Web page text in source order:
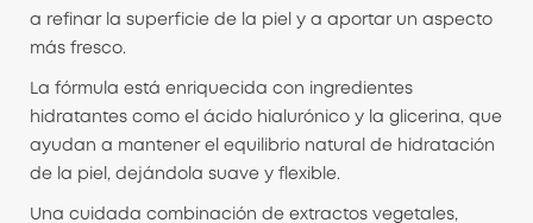
a refinar la superficie de la piel y a aportar un aspecto
más fresco.
La fórmula está enriquecida con ingredientes
hidratantes como el ácido hialurónico y la glicerina, que
ayudan a mantener el equilibrio natural de hidratación
de la piel, dejándola suave y flexible.
Una cuidada combinación de extractos vegetales,